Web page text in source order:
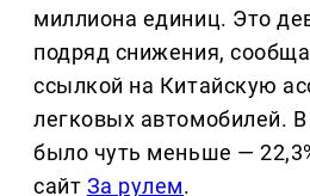
миллиона единиц. Это
подряд снижения,
ссылкой на Китайскую
легковых автомобилей.
было чуть меньше —
сайт За рулем.